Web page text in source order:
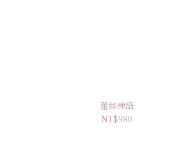
蕾絲辣語
NT$980